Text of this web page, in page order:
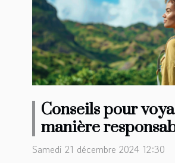
Conseils pour
manière
durable
Samedi 21 décembre 2024 12:30